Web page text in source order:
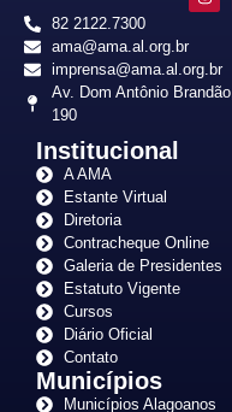
82 2122.7300
ama@ama.al.org.br
imprensa@ama.al.org.br
Av. Dom Antônio
190
Institucional
A AMA
Estante Virtual
Diretoria
Contracheque Online
Galeria de Presidentes
Estatuto Vigente
Cursos
Diário Oficial
Contato
Municípios
Municípios Alagoanos